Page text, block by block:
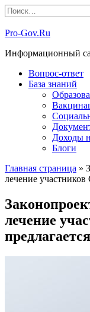
Перейти
к
содержанию
Search
for:
Pro-Gov.Ru
Информационный
Вопрос-ответ
База знаний
Доходы
Блоги
Главная страница »
лечение
лечение